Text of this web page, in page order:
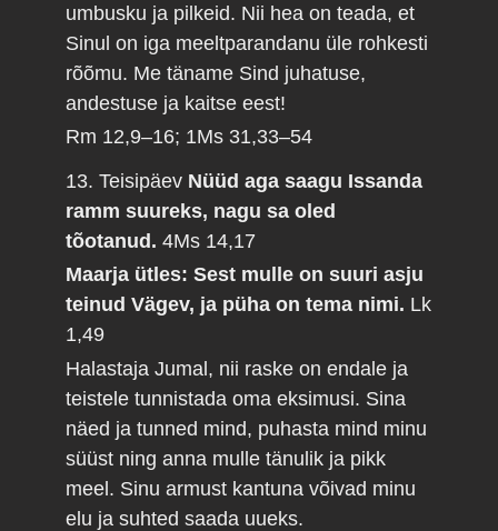
umbusku ja pilkeid. Nii hea on teada, et
Sinul on iga meeltparandanu üle rohkesti
rõõmu. Me täname Sind juhatuse,
andestuse ja kaitse eest!
Rm 12,9–16; 1Ms 31,33–54
13. Teisipäev Nüüd aga saagu Issanda
ramm suureks, nagu sa oled
tõotanud.4Ms 14,17
Maarja ütles: Sest mulle on suuri asju
teinud Vägev, ja püha on tema nimi. Lk
1,49
Halastaja Jumal, nii raske on endale ja
teistele tunnistada oma eksimusi. Sina
näed ja tunned mind, puhasta mind minu
süüst ning anna mulle tänulik ja pikk
meel. Sinu armust kantuna võivad minu
elu ja suhted saada uueks.